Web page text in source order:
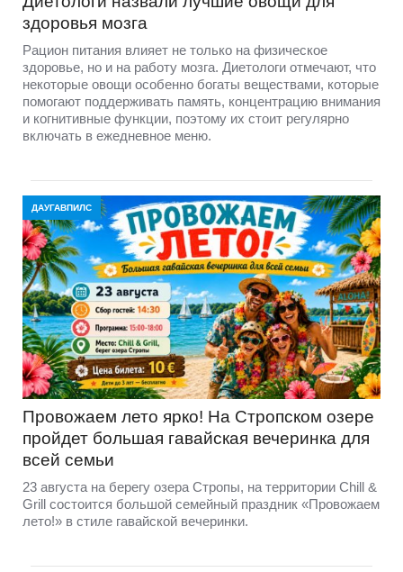
здоровья мозга
Рацион питания влияет не только на физическое
здоровье, но и на работу мозга. Диетологи отмечают, что
некоторые овощи особенно богаты веществами, которые
помогают поддерживать память, концентрацию внимания
и когнитивные функции, поэтому их стоит регулярно
включать в ежедневное меню.
ДАУГАВПИЛС
Провожаем лето ярко! На Стропском озере
пройдет большая гавайская вечеринка для
всей семьи
23 августа на берегу озера Стропы, на территории Chill &
Grill состоится большой семейный праздник «Провожаем
лето!» в стиле гавайской вечеринки.